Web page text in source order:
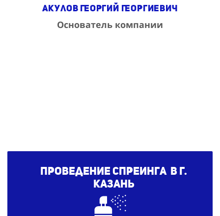
Акулов Георгий Георгиевич
Основатель компании
Проведение спреинга в г.
Казань